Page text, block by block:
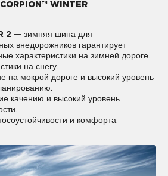
WINTER
2 — зимняя шина для
внедорожников гарантирует
характеристики на зимней дороге.
на снегу.
на мокрой дороге и высокий уровень
качению и высокий уровень
и комфорта.